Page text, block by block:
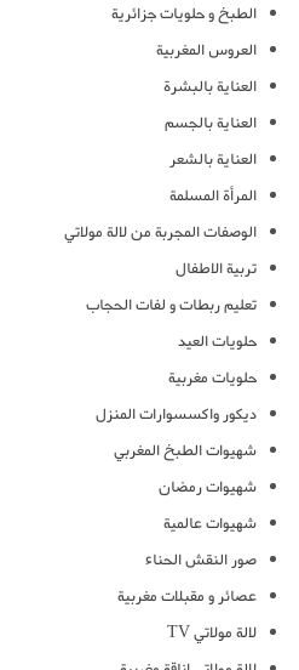
الطبخ و حلويات جزائرية
العروس المغربية
العناية بالبشرة
العناية بالجسم
العناية بالشعر
المرأة المسلمة
الوصفات المجربة من لالة مولاتي
تربية الاطفال
تعليم ربطات و لفات الحجاب
حلويات العيد
حلويات مغربية
ديكور واكسسوارات المنزل
شهيوات الطبخ المغربي
شهيوات رمضان
شهيوات عالمية
صور النقش الحناء
عصائر و مقبلات مغربية
لالة مولاتي TV